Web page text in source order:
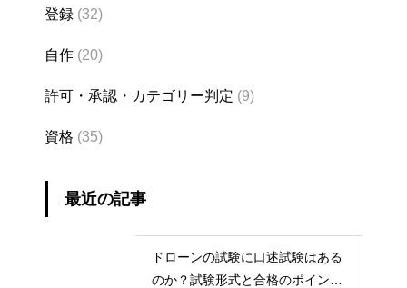
登録 (32)
自作 (20)
許可・承認・カテゴリー判定 (9)
資格 (35)
最近の記事
ドローンの試験に口述試験はある
のか？試験形式と合格のポイント